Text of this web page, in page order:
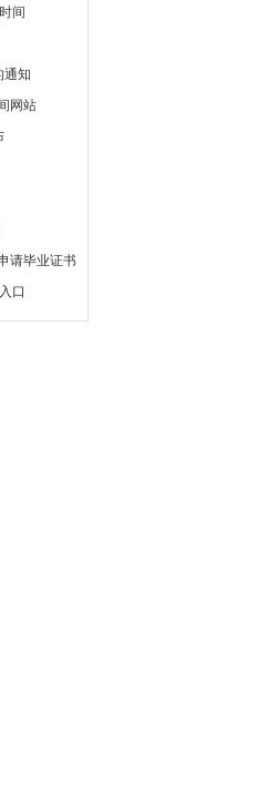
间
通知
网站
请毕业证书
口